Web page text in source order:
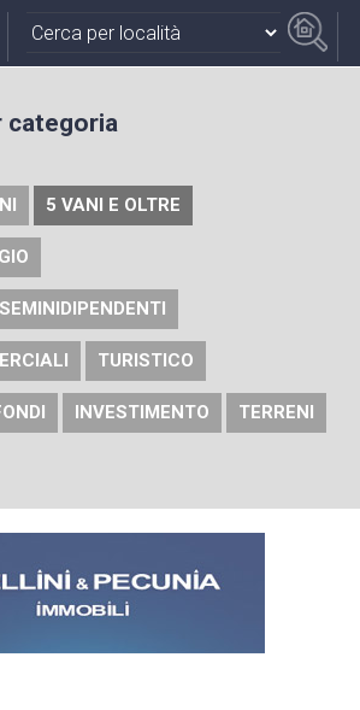
categoria
5 VANI E OLTRE
TURISTICO
INVESTIMENTO TERRENI